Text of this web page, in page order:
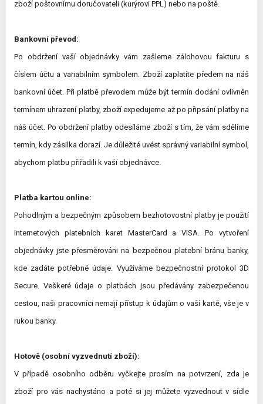
zboží poštovnímu doručovateli (kurýrovi PPL) nebo na poště.
Bankovní převod:
Po obdržení vaší objednávky vám zašleme zálohovou fakturu s
číslem účtu a variabilním symbolem. Zboží zaplatíte předem na náš
bankovní účet. Při platbě převodem může být termín dodání ovlivněn
termínem uhrazení platby, zboží expedujeme až po připsání platby na
náš účet. Po obdržení platby odesíláme zboží s tím, že vám sdělíme
termín, kdy zásilka dorazí. Je důležité uvést správný variabilní symbol,
abychom platbu přiřadili k vaší objednávce.
Platba kartou online:
Pohodlným a bezpečným způsobem bezhotovostní platby je použití
internetových platebních karet MasterCard a VISA. Po vytvoření
objednávky jste přesměrováni na bezpečnou platební bránu banky,
kde zadáte potřebné údaje. Využíváme bezpečnostní protokol 3D
Secure. Veškeré údaje o platbách jsou předávány zabezpečenou
cestou, naši pracovníci nemají přístup k údajům o vaší kartě, vše je v
rukou banky.
Hotově (osobní vyzvednutí zboží):
V případě osobního odběru vyčkejte prosím na potvrzení, zda je
zboží pro vás nachystáno a poté si jej můžete vyzvednoutv sídle